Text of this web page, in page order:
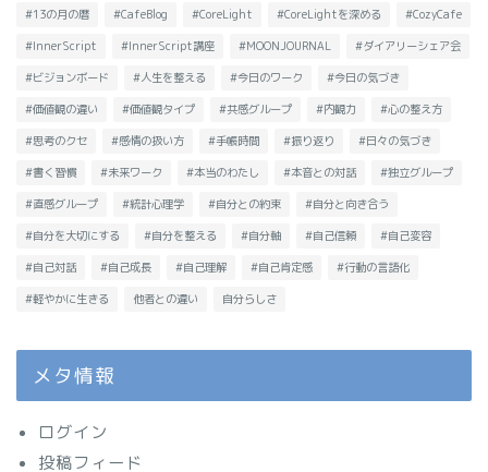
#13の月の暦 #CafeBlog #CoreLight #CoreLightを深める #CozyCafe
#InnerScript #InnerScript講座 #MOONJOURNAL #ダイアリーシェア会
#ビジョンボード #人生を整える #今日のワーク #今日の気づき
#価値観の違い #価値観タイプ #共感グループ #内観力 #心の整え方
#思考のクセ #感情の扱い方 #手帳時間 #振り返り #日々の気づき
#書く習慣 #未来ワーク #本当のわたし #本音との対話 #独立グループ
#直感グループ #統計心理学 #自分との約束 #自分と向き合う
#自分を大切にする #自分を整える #自分軸 #自己信頼 #自己変容
#自己対話 #自己成長 #自己理解 #自己肯定感 #行動の言語化
#軽やかに生きる 他者との違い 自分らしさ
メタ情報
ログイン
投稿フィード